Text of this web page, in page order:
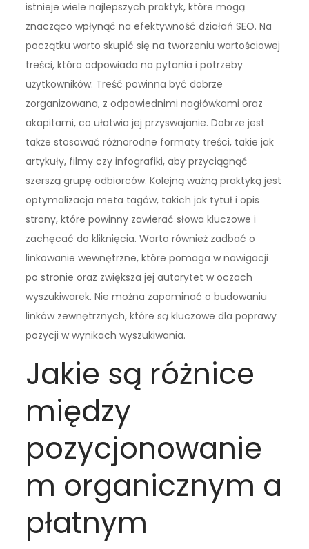
istnieje wiele najlepszych praktyk, które mogą
znacząco wpłynąć na efektywność działań SEO. Na
początku warto skupić się na tworzeniu wartościowej
treści, która odpowiada na pytania i potrzeby
użytkowników. Treść powinna być dobrze
zorganizowana, z odpowiednimi nagłówkami oraz
akapitami, co ułatwia jej przyswajanie. Dobrze jest
także stosować różnorodne formaty treści, takie jak
artykuły, filmy czy infografiki, aby przyciągnąć
szerszą grupę odbiorców. Kolejną ważną praktyką jest
optymalizacja meta tagów, takich jak tytuł i opis
strony, które powinny zawierać słowa kluczowe i
zachęcać do kliknięcia. Warto również zadbać o
linkowanie wewnętrzne, które pomaga w nawigacji
po stronie oraz zwiększa jej autorytet w oczach
wyszukiwarek. Nie można zapominać o budowaniu
linków zewnętrznych, które są kluczowe dla poprawy
pozycji w wynikach wyszukiwania.
Jakie są różnice
między
pozycjonowanie
m organicznym a
płatnym